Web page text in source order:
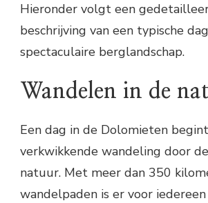
Hieronder volgt een
beschrijving van een typische
spectaculaire berglandschap.
Wandelen in de
Een dag in de Dolomieten
verkwikkende wandeling door
natuur. Met meer dan 350
wandelpaden is er voor